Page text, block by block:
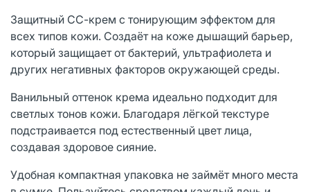
Защитный СС-крем с тонирующим эффектом для
всех типов кожи. Создаёт на коже дышащий барьер,
который защищает от бактерий, ультрафиолета и
других негативных факторов окружающей среды.
Ванильный оттенок крема идеально подходит для
светлых тонов кожи. Благодаря лёгкой текстуре
подстраивается под естественный цвет лица,
создавая здоровое сияние.
Удобная компактная упаковка не займёт много места